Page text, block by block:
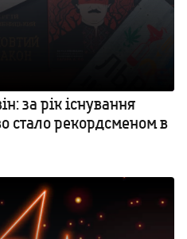
за рік існування
стало рекордсменом в